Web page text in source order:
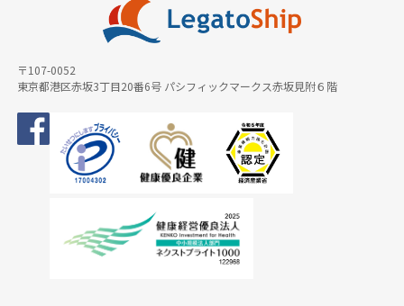
〒107-0052
東京都港区赤坂3丁目20番6号 パシフィックマークス赤坂見附６階